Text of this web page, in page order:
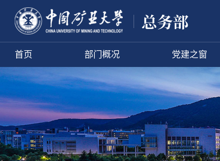
首页 部门概况 党建之窗